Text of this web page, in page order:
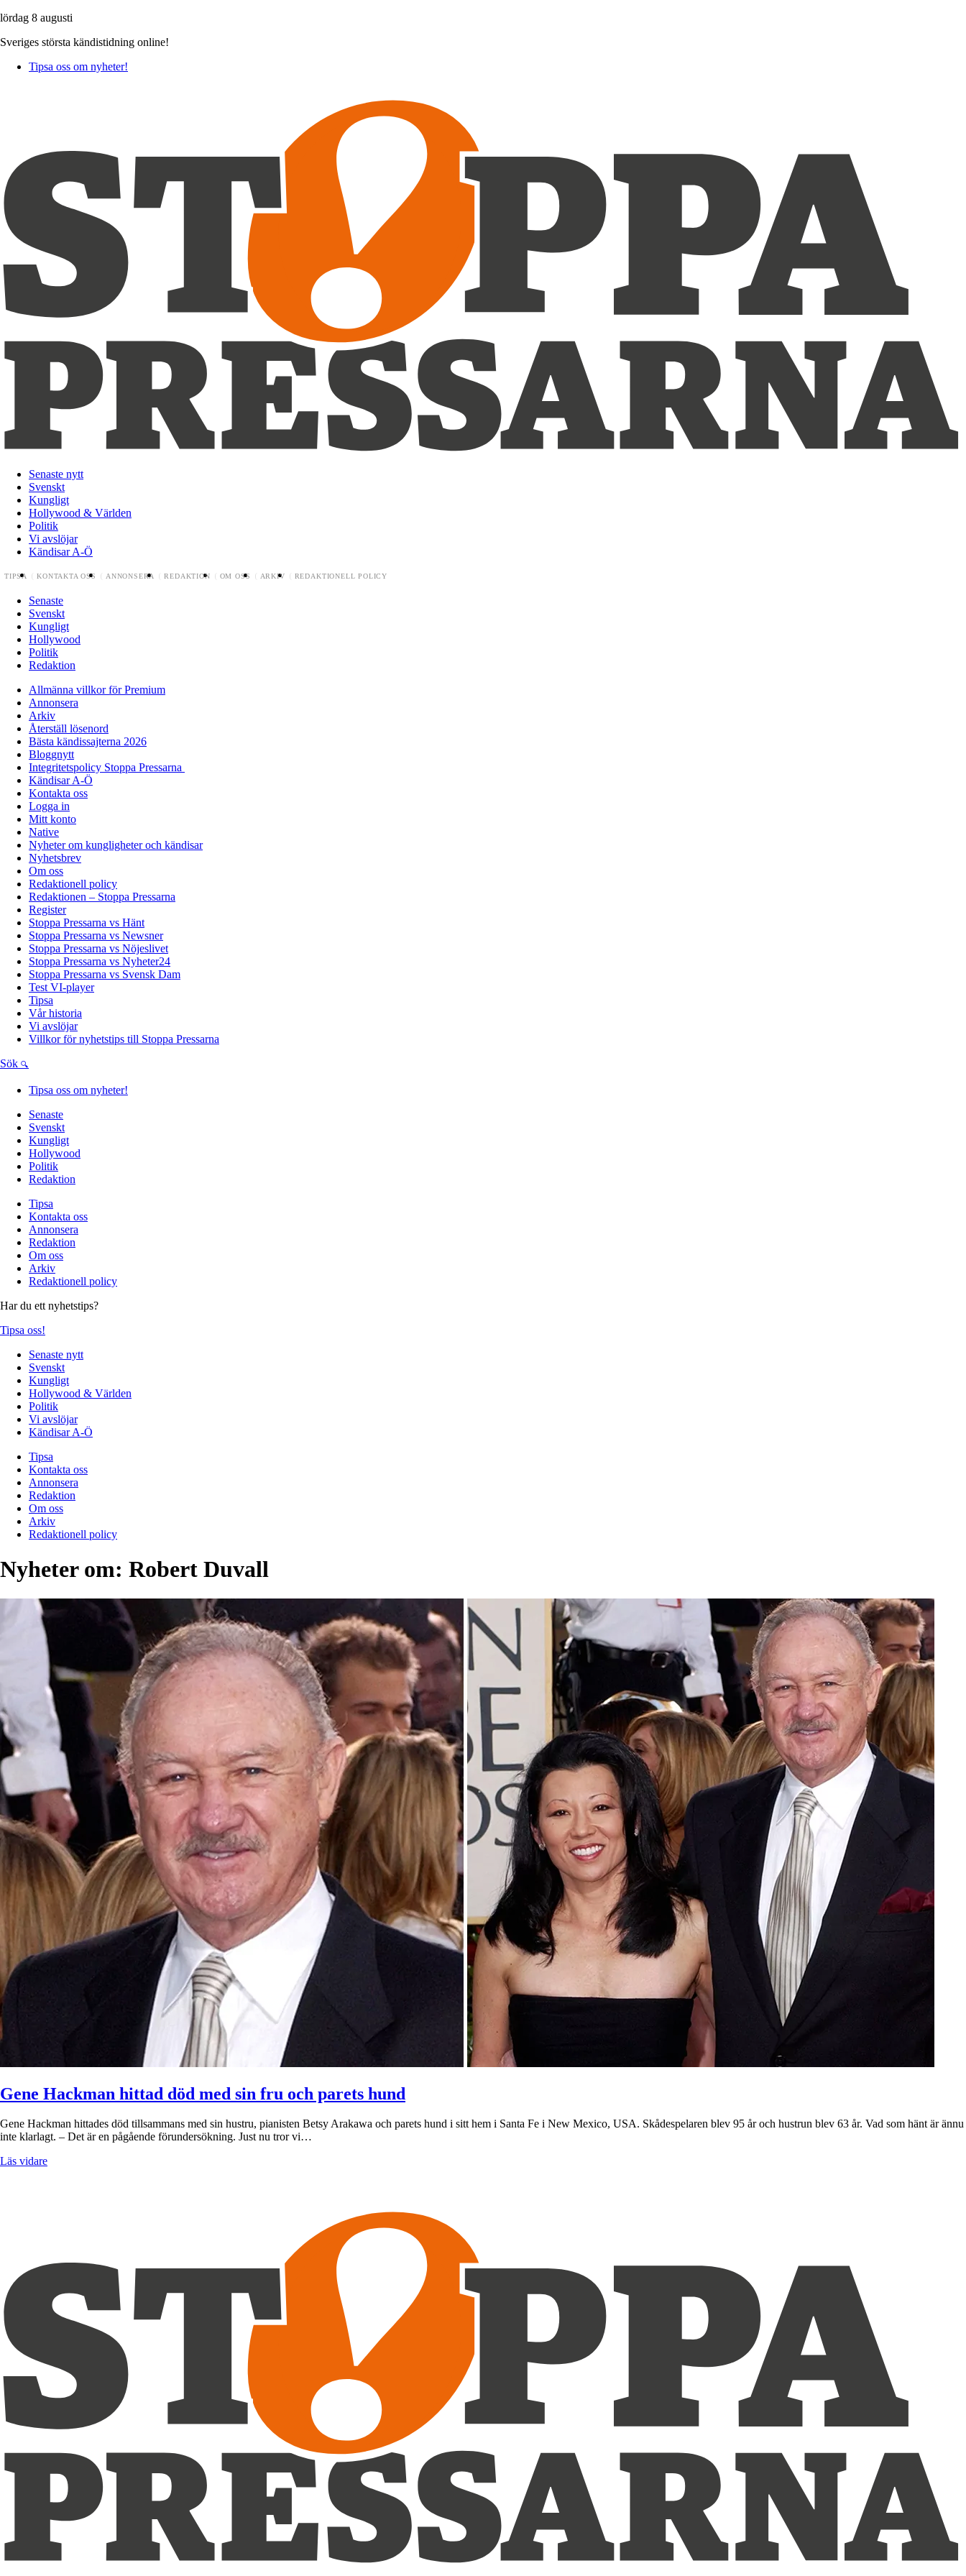
lördag 8 augusti
Sveriges största kändistidning online!
Tipsa oss om nyheter!
Senaste nytt
Svenskt
Kungligt
Hollywood & Världen
Politik
Vi avslöjar
Kändisar A-Ö
TIPSA KONTAKTA OSS ANNONSERA REDAKTION OM OSS ARKIV REDAKTIONELL POLICY
Senaste
Svenskt
Kungligt
Hollywood
Politik
Redaktion
Allmänna villkor för Premium
Annonsera
Arkiv
Återställ lösenord
Bästa kändissajterna 2026
Bloggnytt
Integritetspolicy Stoppa Pressarna
Kändisar A-Ö
Kontakta oss
Logga in
Mitt konto
Native
Nyheter om kungligheter och kändisar
Nyhetsbrev
Om oss
Redaktionell policy
Redaktionen – Stoppa Pressarna
Register
Stoppa Pressarna vs Hänt
Stoppa Pressarna vs Newsner
Stoppa Pressarna vs Nöjeslivet
Stoppa Pressarna vs Nyheter24
Stoppa Pressarna vs Svensk Dam
Test VI-player
Tipsa
Vår historia
Vi avslöjar
Villkor för nyhetstips till Stoppa Pressarna
Sök
Tipsa oss om nyheter!
Senaste
Svenskt
Kungligt
Hollywood
Politik
Redaktion
Tipsa
Kontakta oss
Annonsera
Redaktion
Om oss
Arkiv
Redaktionell policy
Har du ett nyhetstips?
Tipsa oss!
Senaste nytt
Svenskt
Kungligt
Hollywood & Världen
Politik
Vi avslöjar
Kändisar A-Ö
Tipsa
Kontakta oss
Annonsera
Redaktion
Om oss
Arkiv
Redaktionell policy
Nyheter om: Robert Duvall
Gene Hackman hittad död med sin fru och parets hund
Gene Hackman hittades död tillsammans med sin hustru, pianisten Betsy Arakawa och parets hund i sitt hem i Santa Fe i New Mexico, USA. Skådespelaren blev 95 år och hustrun blev 63 år. Vad som hänt är ännu
inte klarlagt. – Det är en pågående förundersökning. Just nu tror vi…
Läs vidare